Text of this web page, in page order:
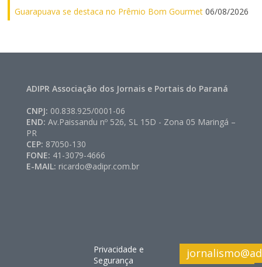
Guarapuava se destaca no Prêmio Bom Gourmet 06/08/2026
ADIPR Associação dos Jornais e Portais do Paraná
CNPJ: 00.838.925/0001-06
END:Av.Paissandu nº 526, SL 15D - Zona 05 Maringá –
PR
CEP: 87050-130
FONE: 41-3079-4666
E-MAIL: ricardo@adipr.com.br
Privacidade e
Segurança